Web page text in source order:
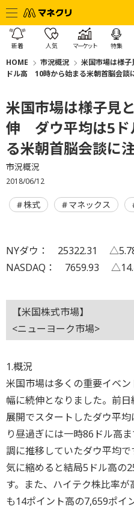
新着 人気 マーケット 特集
HOME 市況概況
米国市場は様
ドル高 10時から始まる米朝首脳会談
米国市場は様子見
伸 ダウ平均は5
る米朝首脳会談に
市況概況
2018/06/12
株式 マネックス
NYダウ： 25322.31
NASDAQ： 7659.93
【米国株式市場】
<ニューヨーク市場>
1.概況
米国市場は多くの重要イベ
幅に続伸となりました。前
展開でスタートしたダウ平
り昼過ぎには一時86ドル高
調に推移していたダウ平均
気に縮めると結局5ドル高の
す。また、ハイテク株比率
も14ポイント高の7,659ポイ